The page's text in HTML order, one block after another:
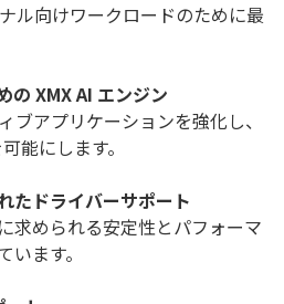
ル向けワークロードのために最
の XMX AI エンジン
ブアプリケーションを強化し、
能にします。
たドライバーサポート
求められる安定性とパフォーマ
ます。